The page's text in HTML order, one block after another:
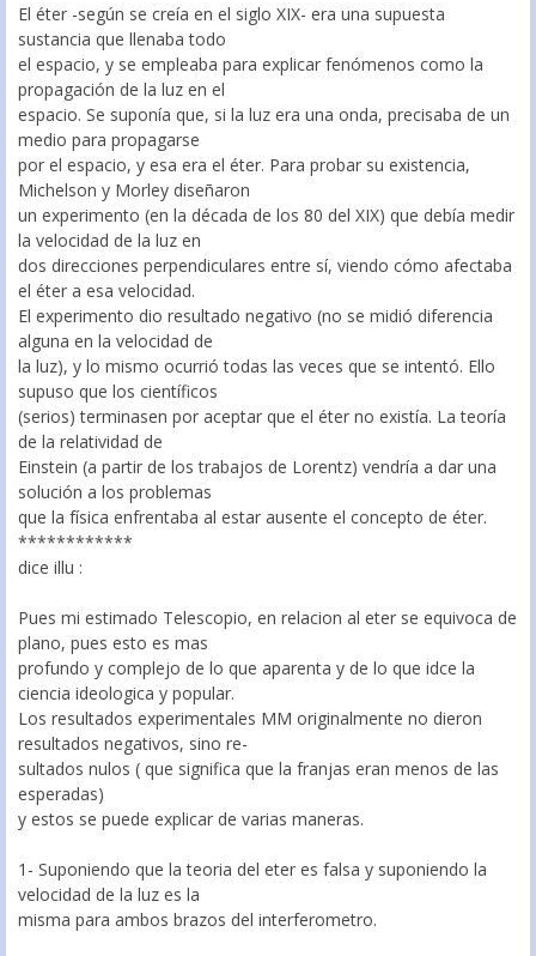
El éter -según se creía en el siglo XIX- era una supuesta
sustancia que llenaba todo
el espacio, y se empleaba para explicar fenómenos como la
propagación de la luz en el
espacio. Se suponía que, si la luz era una onda, precisaba de un
medio para propagarse
por el espacio, y esa era el éter. Para probar su existencia,
Michelson y Morley diseñaron
un experimento (en la década de los 80 del XIX) que debía medir
la velocidad de la luz en
dos direcciones perpendiculares entre sí, viendo cómo afectaba
el éter a esa velocidad.
El experimento dio resultado negativo (no se midió diferencia
alguna en la velocidad de
la luz), y lo mismo ocurrió todas las veces que se intentó. Ello
supuso que los científicos
(serios) terminasen por aceptar que el éter no existía. La teoría
de la relatividad de
Einstein (a partir de los trabajos de Lorentz) vendría a dar una
solución a los problemas
que la física enfrentaba al estar ausente el concepto de éter.
************
dice illu :
Pues mi estimado Telescopio, en relacion al eter se equivoca de
plano, pues esto es mas
profundo y complejo de lo que aparenta y de lo que idce la
ciencia ideologica y popular.
Los resultados experimentales MM originalmente no dieron
resultados negativos, sino re-
sultados nulos ( que significa que la franjas eran menos de las
esperadas)
y estos se puede explicar de varias maneras.
1- Suponiendo que la teoria del eter es falsa y suponiendo la
velocidad de la luz es la
misma para ambos brazos del interferometro.